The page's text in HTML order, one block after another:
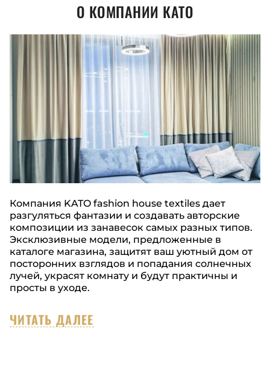
О КОМПАНИИ КАТО
Компания KATO fashion house textiles дает
разгуляться фантазии и создавать авторские
композиции из занавесок самых разных типов.
Эксклюзивные модели, предложенные в
каталоге магазина, защитят ваш уютный дом от
посторонних взглядов и попадания солнечных
лучей, украсят комнату и будут практичны и
просты в уходе.
ЧИТАТЬ ДАЛЕЕ